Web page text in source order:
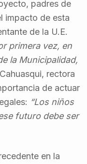
padres de
impacto de esta
de la U.E.
primera vez, en
la Municipalidad,
rectora
de actuar
“Los niños
futuro debe ser
en la